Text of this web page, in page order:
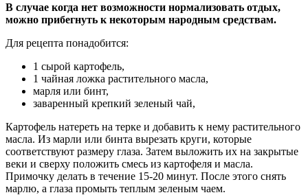
В случае когда нет возможности нормализовать отдых,
можно прибегнуть к некоторым народным средствам.
Для рецепта понадобится:
1 сырой картофель,
1 чайная ложка растительного масла,
марля или бинт,
заваренный крепкий зеленый чай,
Картофель натереть на терке и добавить к нему растительного
масла. Из марли или бинта вырезать круги, которые
соответствуют размеру глаза. Затем выложить их на закрытые
веки и сверху положить смесь из картофеля и масла.
Примочку делать в течение 15-20 минут. После этого снять
марлю, а глаза промыть теплым зеленым чаем.